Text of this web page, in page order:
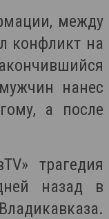
между
конфликт на
нанес
а после
трагедия
назад в